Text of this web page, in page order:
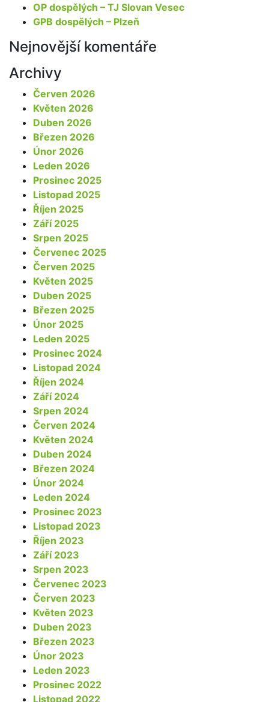
OP dospělých – TJ Slovan Vesec
GPB dospělých – Plzeň
Nejnovější komentáře
Archivy
Červen 2026
Květen 2026
Duben 2026
Březen 2026
Únor 2026
Leden 2026
Prosinec 2025
Listopad 2025
Říjen 2025
Září 2025
Srpen 2025
Červenec 2025
Červen 2025
Květen 2025
Duben 2025
Březen 2025
Únor 2025
Leden 2025
Prosinec 2024
Listopad 2024
Říjen 2024
Září 2024
Srpen 2024
Červen 2024
Květen 2024
Duben 2024
Březen 2024
Únor 2024
Leden 2024
Prosinec 2023
Listopad 2023
Říjen 2023
Září 2023
Srpen 2023
Červenec 2023
Červen 2023
Květen 2023
Duben 2023
Březen 2023
Únor 2023
Leden 2023
Prosinec 2022
Listopad 2022